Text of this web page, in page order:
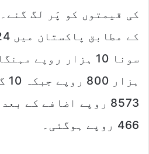
i
کی قیمتوں کو پَر لگ
466 روپے ہوگئی۔